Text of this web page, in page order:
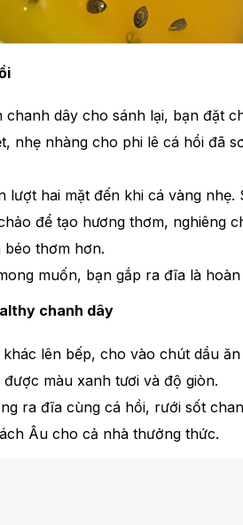
chanh dây cho sánh lại, bạn đặt
nhẹ nhàng cho phi lê cá hồi đã
lượt hai mặt đến khi cá vàng
để tạo hương thơm, nghiêng
thơm hơn.
muốn, bạn gắp ra đĩa là
chanh dây
lên bếp, cho vào chút dầu
màu xanh tươi và độ giòn.
ra đĩa cùng cá hồi, rưới sốt
Âu cho cả nhà thưởng thức.